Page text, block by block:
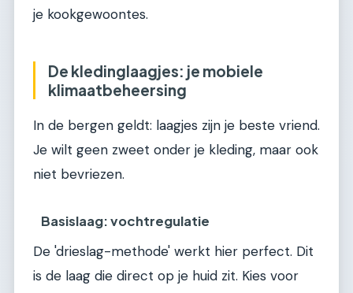
je kookgewoontes.
De kledinglaagjes: je mobiele
klimaatbeheersing
In de bergen geldt: laagjes zijn je beste vriend.
Je wilt geen zweet onder je kleding, maar ook
niet bevriezen.
Basislaag: vochtregulatie
De 'drieslag-methode' werkt hier perfect. Dit
is de laag die direct op je huid zit. Kies voor